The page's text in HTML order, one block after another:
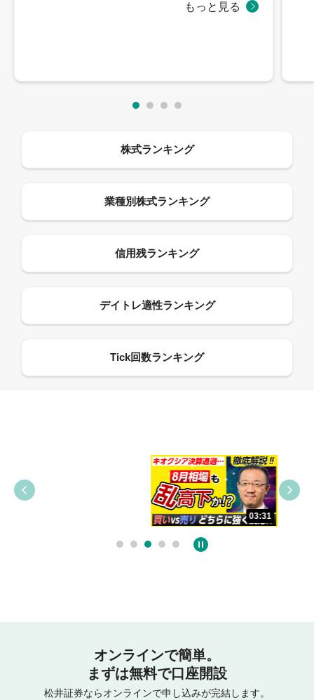
03:31
オンラインで簡単。
まずは無料で口座開設
松井証券ならオンラインで申し込みが完結します。